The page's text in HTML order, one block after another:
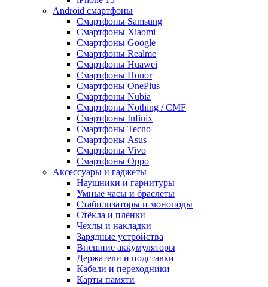
Android cмартфоны
Смартфоны Samsung
Смартфоны Xiaomi
Смартфоны Google
Смартфоны Realme
Смартфоны Huawei
Смартфоны Honor
Смартфоны OnePlus
Смартфоны Nubia
Смартфоны Nothing / CMF
Смартфоны Infinix
Смартфоны Tecno
Смартфоны Asus
Смартфоны Vivo
Смартфоны Oppo
Аксессуары и гаджеты
Наушники и гарнитуры
Умные часы и браслеты
Стабилизаторы и моноподы
Стёкла и плёнки
Чехлы и накладки
Зарядные устройства
Внешние аккумуляторы
Держатели и подставки
Кабели и переходники
Карты памяти